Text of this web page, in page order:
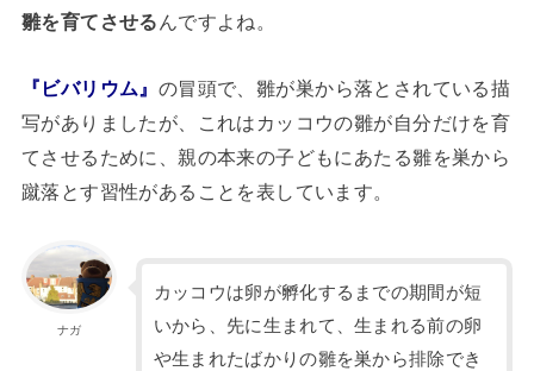
雛を育てさせる んですよね。
『ビバリウム』 の冒頭で、雛が巣から落とされている描
写がありましたが、これはカッコウの雛が自分だけを育
てさせるために、親の本来の子どもにあたる雛を巣から
蹴落とす習性があることを表しています。
ナガ
カッコウは卵が孵化するまでの期間が短
いから、先に生まれて、生まれる前の卵
や生まれたばかりの雛を巣から排除でき